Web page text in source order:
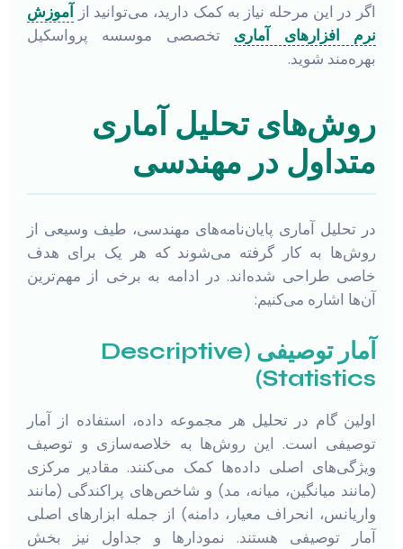
اگر در این مرحله نیاز به کمک دارید، می‌توانید از آموزش
نرم افزارهای آماری تخصصی موسسه پرواسکیل
بهره‌مند شوید.
روش‌های تحلیل آماری
متداول در مهندسی
در تحلیل آماری پایان‌نامه‌های مهندسی، طیف وسیعی از
روش‌ها به کار گرفته می‌شوند که هر یک برای هدف
خاصی طراحی شده‌اند. در ادامه به برخی از مهم‌ترین
آن‌ها اشاره می‌کنیم:
آمار توصیفی (Descriptive
Statistics)
اولین گام در تحلیل هر مجموعه داده، استفاده از آمار
توصیفی است. این روش‌ها به خلاصه‌سازی و توصیف
ویژگی‌های اصلی داده‌ها کمک می‌کنند. مقادیر مرکزی
(مانند میانگین، میانه، مد) و شاخص‌های پراکندگی (مانند
واریانس، انحراف معیار، دامنه) از جمله ابزارهای اصلی
آمار توصیفی هستند. نمودارها و جداول نیز بخش